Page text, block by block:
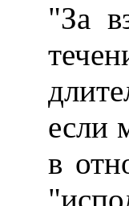
"За
если
в